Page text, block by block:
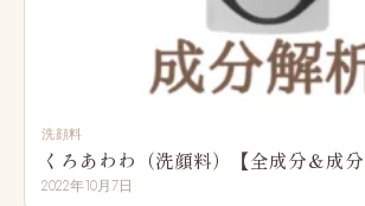
洗顔料
くろあわわ（洗顔料）【全成分＆成分
2022年10月7日